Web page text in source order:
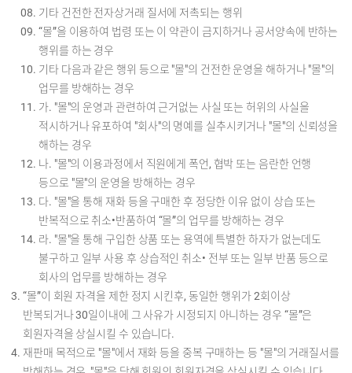
기타 건전한 전자상거래 질서에 저촉되는 행위
“몰”을 이용하여 법령 또는 이 약관이 금지하거나 공서양속에 반하는
행위를 하는 경우
기타 다음과 같은 행위 등으로 "몰"의 건전한 운영을 해하거나 "몰"의
업무를 방해하는 경우
가. "몰"의 운영과 관련하여 근거없는 사실 또는 허위의 사실을
적시하거나 유포하여 "회사"의 명예를 실추시키거나 "몰"의 신뢰성을
해하는 경우
나. "몰"의 이용과정에서 직원에게 폭언, 협박 또는 음란한 언행
등으로 "몰"의 운영을 방해하는 경우
다. "몰"을 통해 재화 등을 구매한 후 정당한 이유 없이 상습 또는
반복적으로 취소•반품하여 “몰”의 업무를 방해하는 경우
라. "몰"을 통해 구입한 상품 또는 용역에 특별한 하자가 없는데도
불구하고 일부 사용 후 상습적인 취소• 전부 또는 일부 반품 등으로
회사의 업무를 방해하는 경우
“몰”이 회원 자격을 제한 정지 시킨후, 동일한 행위가 2회이상
반복되거나 30일이내에 그 사유가 시정되지 아니하는 경우 “몰”은
회원자격을 상실시킬 수 있습니다.
재판매 목적으로 "몰"에서 재화 등을 중복 구매하는 등 "몰"의 거래질서를